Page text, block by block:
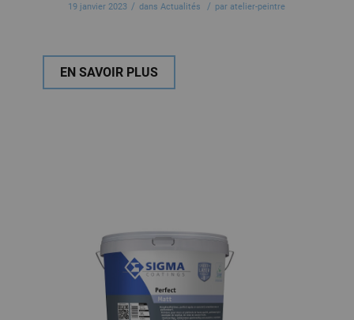
19 janvier 2023 / dansActualités / par atelier-peintre
EN SAVOIR PLUS